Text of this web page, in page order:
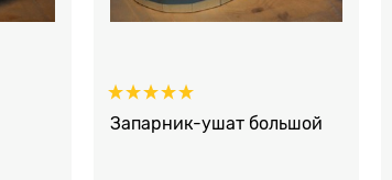
Запарник-ушат большой